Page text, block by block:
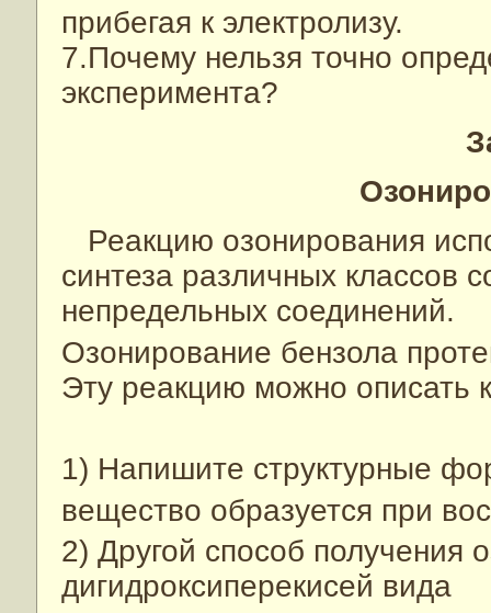
прибегая к электролизу.
7.Почему нельзя точно
эксперимента?
Реакцию озонирования
синтеза различных классов
непредельных соединений.
Озонирование бензола
Эту реакцию можно описать
1) Напишите структурные
вещество образуется при
2) Другой способ получения
дигидроксиперекисей вида